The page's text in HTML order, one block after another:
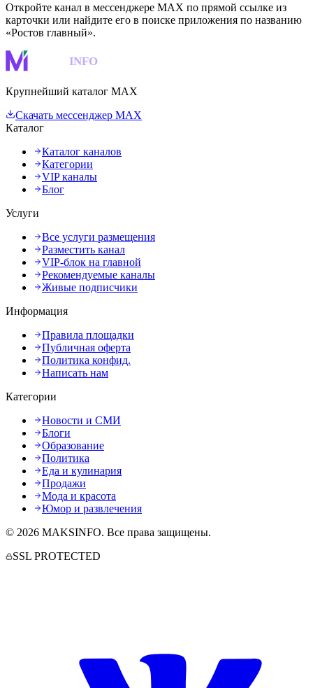
Откройте канал в мессенджере MAX по прямой ссылке из
карточки или найдите его в поиске приложения по названию
«Ростов главный».
INFO
Крупнейший каталог MAX
Скачать мессенджер MAX
Каталог
Каталог каналов
Категории
VIP каналы
Блог
Услуги
Все услуги размещения
Разместить канал
VIP-блок на главной
Рекомендуемые каналы
Живые подписчики
Информация
Правила площадки
Публичная оферта
Политика конфид.
Написать нам
Категории
Новости и СМИ
Блоги
Образование
Политика
Еда и кулинария
Продажи
Мода и красота
Юмор и развлечения
© 2026 MAKSINFO. Все права защищены.
SSL PROTECTED